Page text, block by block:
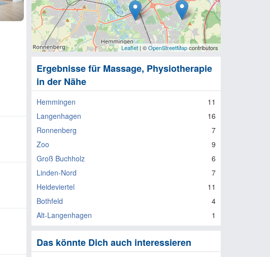
Leaflet| ©OpenStreetMapcontributors
Ergebnisse für Massage, Physiotherapie
in der Nähe
Hemmingen
11
Langenhagen
16
Ronnenberg
7
Zoo
9
Groß Buchholz
6
Linden-Nord
7
Heideviertel
11
Bothfeld
4
Alt-Langenhagen
1
Das könnte Dich auch interessieren